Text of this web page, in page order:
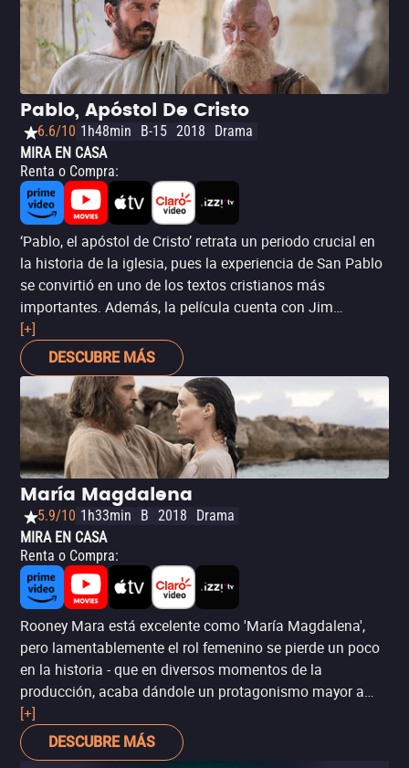
Pablo, Apóstol De Cristo
6.6/10 1h48min B-15 2018
Drama
MIRA EN CASA
Renta o Compra:
‘Pablo, el apóstol de Cristo’ retrata un periodo crucial en
la historia de la iglesia, pues la experiencia de San Pablo
se convirtió en uno de los textos cristianos más
importantes. Además, la película cuenta con Jim
Caviezel en el elenco, en su primer papel bíblico desde su
protagónico en ‘La Pasión de Cristo’.
[+]
DESCUBRE MÁS
María Magdalena
5.9/10 1h33min B 2018
Drama
MIRA EN CASA
Renta o Compra:
Rooney Mara está excelente como 'María Magdalena',
pero lamentablemente el rol femenino se pierde un poco
en la historia - que en diversos momentos de la
producción, acaba dándole un protagonismo mayor a
Jesús, interpretado por Joaquín Phoenix. A pesar de eso,
el director Garth Davis, de 'Un Camino a Casa', ha hecho
un buen trabajo en este largometraje.
[+]
DESCUBRE MÁS